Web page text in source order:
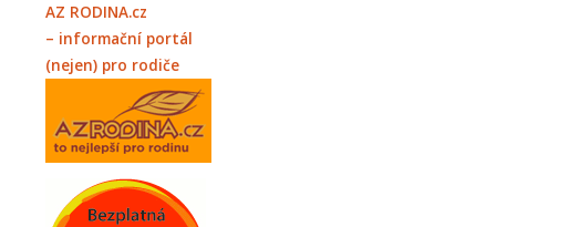
AZ RODINA.cz
– informační portál
(nejen) pro rodiče